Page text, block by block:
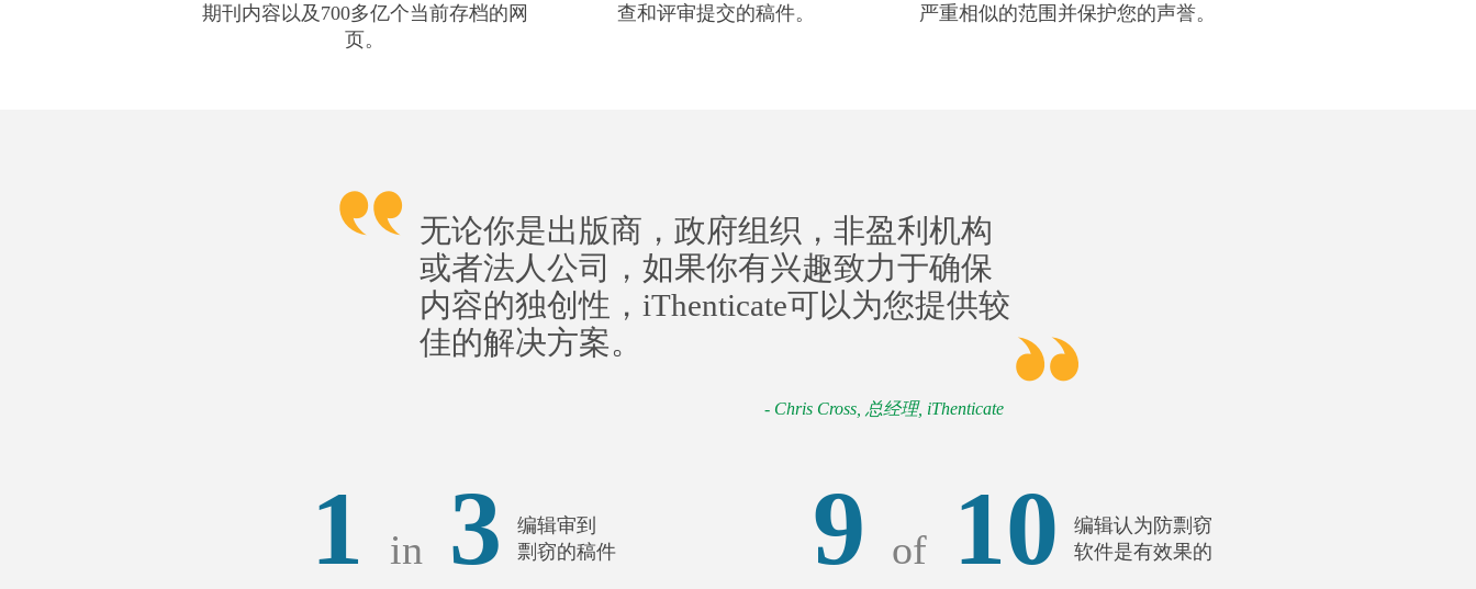
期刊内容以及700多亿个当前存档的网
页。
查和评审提交的稿件。
严重相似的范围并保护您的声誉。
无论你是出版商，政府组织，非盈利机构
或者法人公司，如果你有兴趣致力于确保
内容的独创性，iThenticate可以为您提供较
佳的解决方案。
- Chris Cross, 总经理, iThenticate
1 in 3
编辑审到
剽窃的稿件
9 of 10
编辑认为防剽窃
软件是有效果的